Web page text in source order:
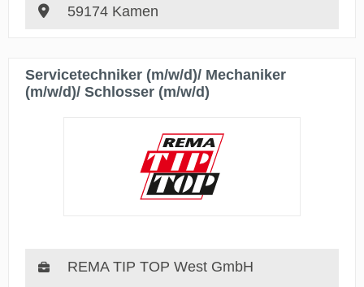
59174 Kamen
Servicetechniker (m/w/d)/ Mechaniker
(m/w/d)/ Schlosser (m/w/d)
REMA TIP TOP West GmbH